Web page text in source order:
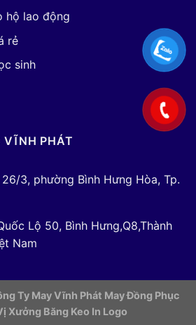
hộ lao động
rẻ
sinh
VĨNH PHÁT
3, phường Bình Hưng Hòa, Tp.
Lộ 50, Bình Hưng,Q8,Thành
Nam
Ty May Vĩnh Phát May Đồng Phục
Xưởng Băng Keo In Logo